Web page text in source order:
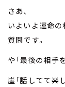
さあ、
いよいよ運命
質問です。
や「最後の相手
崖「話してて楽